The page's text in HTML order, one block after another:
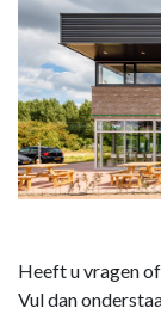
Heeft u vragen
Vul dan